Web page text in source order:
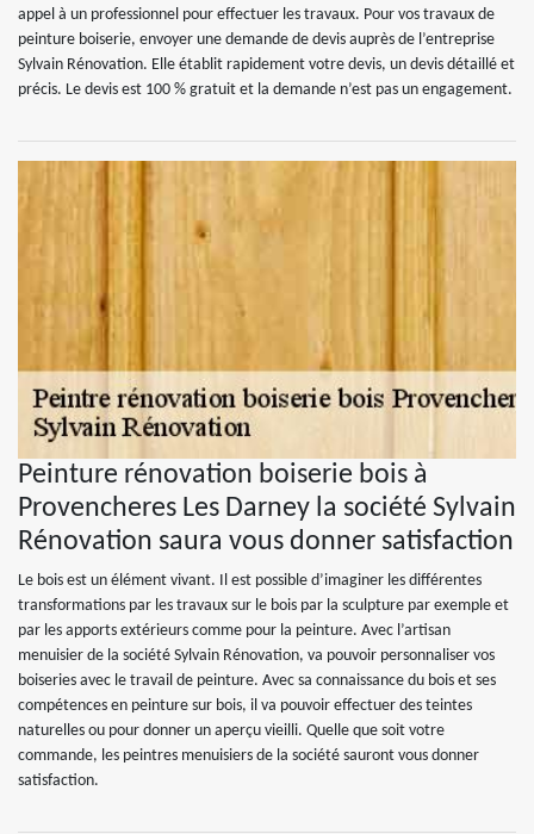
appel à un professionnel pour effectuer les travaux. Pour vos travaux de
peinture boiserie, envoyer une demande de devis auprès de l’entreprise
Sylvain Rénovation. Elle établit rapidement votre devis, un devis détaillé et
précis. Le devis est 100 % gratuit et la demande n’est pas un engagement.
Peinture rénovation boiserie bois à
Provencheres Les Darney la société Sylvain
Rénovation saura vous donner satisfaction
Le bois est un élément vivant. Il est possible d’imaginer les différentes
transformations par les travaux sur le bois par la sculpture par exemple et
par les apports extérieurs comme pour la peinture. Avec l’artisan
menuisier de la société Sylvain Rénovation, va pouvoir personnaliser vos
boiseries avec le travail de peinture. Avec sa connaissance du bois et ses
compétences en peinture sur bois, il va pouvoir effectuer des teintes
naturelles ou pour donner un aperçu vieilli. Quelle que soit votre
commande, les peintres menuisiers de la société sauront vous donner
satisfaction.